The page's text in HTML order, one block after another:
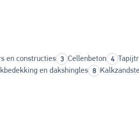
en constructies Cellenbeton
en dakshingles